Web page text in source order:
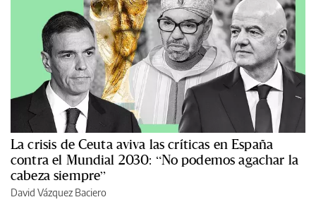
La crisis de Ceuta aviva las críticas en España
contra el Mundial 2030: “No podemos agachar la
cabeza siempre”
David Vázquez Baciero